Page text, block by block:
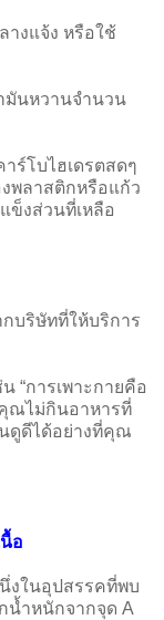
งแจ้ง หรือใช้
นหวานจำนวน
โบไฮเดรตสดๆ
พลาสติกหรือแก้ว
ข็งส่วนที่เหลือ
บริษัทที่ให้บริการ
“การเพาะกายคือ
ณไม่กินอาหารที่
ดูดีได้อย่างที่คุณ
อ
ในอุปสรรคที่พบ
น้ำหนักจากจุด A